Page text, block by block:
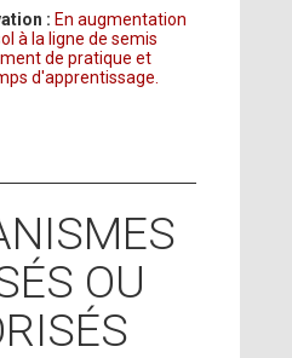
: En augmentation
à la ligne de semis
de pratique et
d'apprentissage.
OU